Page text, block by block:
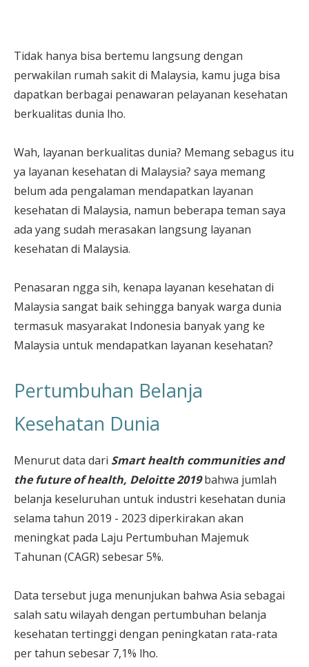
Tidak hanya bisa bertemu langsung dengan
perwakilan rumah sakit di Malaysia, kamu juga bisa
dapatkan berbagai penawaran pelayanan kesehatan
berkualitas dunia lho.
Wah, layanan berkualitas dunia? Memang sebagus itu
ya layanan kesehatan di Malaysia? saya memang
belum ada pengalaman mendapatkan layanan
kesehatan di Malaysia, namun beberapa teman saya
ada yang sudah merasakan langsung layanan
kesehatan di Malaysia.
Penasaran ngga sih, kenapa layanan kesehatan di
Malaysia sangat baik sehingga banyak warga dunia
termasuk masyarakat Indonesia banyak yang ke
Malaysia untuk mendapatkan layanan kesehatan?
Pertumbuhan Belanja
Kesehatan Dunia
Menurut data dari Smart health communities and
the future of health, Deloitte 2019bahwa jumlah
belanja keseluruhan untuk industri kesehatan dunia
selama tahun 2019 - 2023 diperkirakan akan
meningkat pada Laju Pertumbuhan Majemuk
Tahunan (CAGR) sebesar 5%.
Data tersebut juga menunjukan bahwa Asia sebagai
salah satu wilayah dengan pertumbuhan belanja
kesehatan tertinggi dengan peningkatan rata-rata
per tahun sebesar 7,1% lho.